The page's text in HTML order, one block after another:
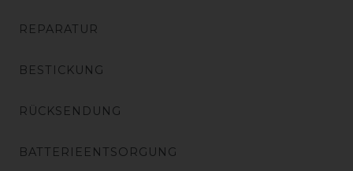
REPARATUR
BESTICKUNG
RÜCKSENDUNG
BATTERIEENTSORGUNG